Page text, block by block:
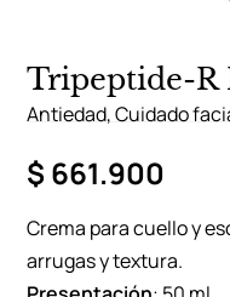
Tripeptide-R
Antiedad,Cuidado
$ 661.900
Crema para cuello y
arrugas y textura.